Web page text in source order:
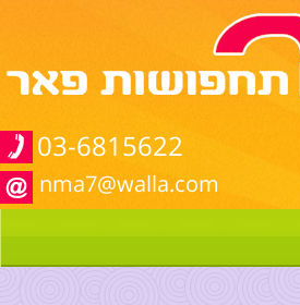
03-6815622
nma7@walla.com